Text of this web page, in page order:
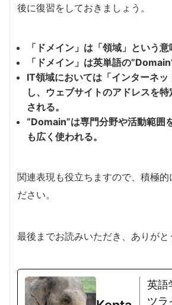
後に復習をしておきましょう。
「ドメイン」は「領域」という意
「ドメイン」は英単語の
IT領域においては「インターネ
し、ウェブサイトのアドレスを
される。
“Domain”は専門分野や活動範囲
も広く使われる。
関連表現も役立ちますので、積極的
ださい。
最後までお読みいただき、ありがと
英語
ツラ